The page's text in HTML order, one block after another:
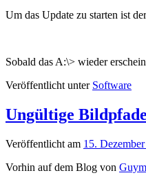
Um das Update zu starten ist
Sobald das A:\> wieder
Veröffentlicht unter Software
Ungültige
Veröffentlicht am 15.
Vorhin auf dem Blog von